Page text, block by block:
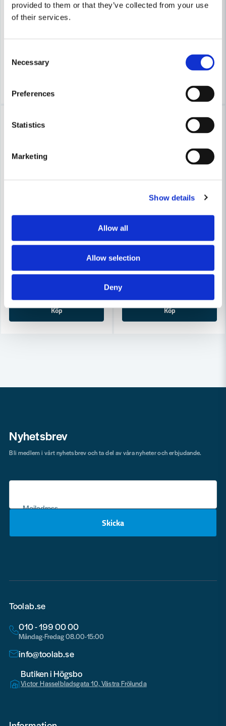
provided to them or that they’ve collected from your use
of their services.
Selection
Necessary
Preferences
Statistics
Marketing
Show details
Allow all
Allow selection
Deny
Fresh Tallriksventil 180
3-7 arbetsdagar
Fresh Tallriksventil TL125 Trä
Leveranstid ifrån leverantör ca
Fresh Tallriksventil TL100 Trä Frånluft
286 kr
221 kr
Köp
FRESH
Fresh Tallriksventil Ø100mm
73 kr
55 kr
Köp
Nyhetsbrev
Mejladress
Skicka
Bli medlem i vårt nyhetsbrev och ta del av våra nyheter och erbjudande.
Toolab.se
010 - 199 00 00
Måndag-Fredag 08.00-15:00
info@toolab.se
Butiken i Högsbo
Victor Hasselbladsgata 10, Västra Frölunda